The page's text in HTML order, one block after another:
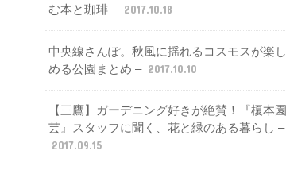
む本と珈琲 – 2017.10.18
中央線さんぽ。秋風に揺れるコスモスが楽し
める公園まとめ – 2017.10.10
【三鷹】ガーデニング好きが絶賛！『榎本園
芸』スタッフに聞く、花と緑のある暮らし –
2017.09.15